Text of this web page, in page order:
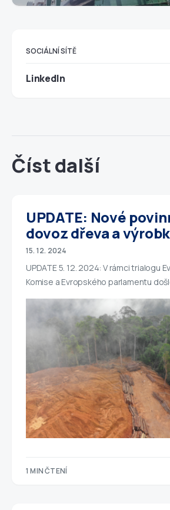
SOCIÁLNÍ SÍTĚ
LinkedIn
Číst další
UPDATE: Nové
dovoz dřeva a
15. 12. 2024
UPDATE 5. 12. 2024: V rámci trialogu
Komise a Evropského parlamentu
1 MIN ČTENÍ